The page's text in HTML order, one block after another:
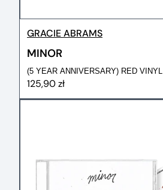
GRACIE ABRAMS
MINOR
(5 YEAR ANNIVERSARY) RED VINYL
125,90 zł